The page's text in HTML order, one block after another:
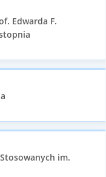
Edwarda F.
im.